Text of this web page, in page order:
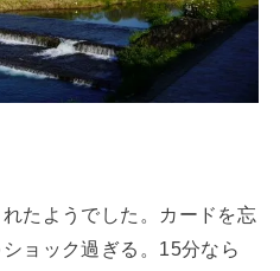
たようでした。カードを忘
ョック過ぎる。15分なら